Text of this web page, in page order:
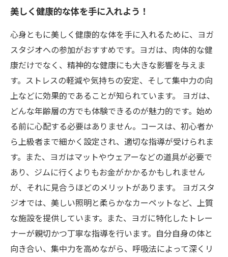
美しく健康的な体を手に入れよう！
心身ともに美しく健康的な体を手に入れるために、ヨガ
スタジオへの参加がおすすめです。ヨガは、肉体的な健
康だけでなく、精神的な健康にも大きな影響を与えま
す。ストレスの軽減や気持ちの安定、そして集中力の向
上などに効果的であることが知られています。 ヨガは、
どんな年齢層の方でも体験できるのが魅力的です。始め
る前に心配する必要はありません。コースは、初心者か
ら上級者まで細かく設定され、適切な指導が受けられま
す。また、ヨガはマットやウェアーなどの道具が必要で
あり、ジムに行くよりもお金がかかるかもしれません
が、それに見合うほどのメリットがあります。 ヨガスタ
ジオでは、美しい照明と柔らかなカーペットなど、上質
な施設を提供しています。また、ヨガに特化したトレー
ナーが親切かつ丁寧な指導を行います。自分自身の体と
向き合い、集中力を高めながら、呼吸法によって深くリ